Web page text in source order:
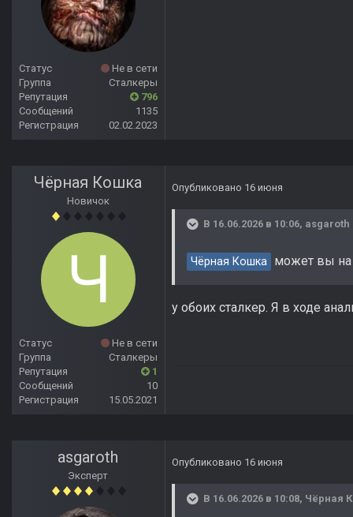
Статус
Не в сети
Группа
Сталкеры
Репутация
796
Сообщений
1135
Регистрация
02.02.2023
Чёрная Кошка
Новичок
Статус
Не в сети
Группа
Сталкеры
Репутация
1
Сообщений
10
Регистрация
15.05.2021
Опубликовано 16 июня
В 16.06.2026 в 10:06, asgaroth
Чёрная Кошка может вы на
у обоих сталкер. Я в ходе
asgaroth
Эксперт
Опубликовано 16 июня
В 16.06.2026 в 10:08, Чёрная